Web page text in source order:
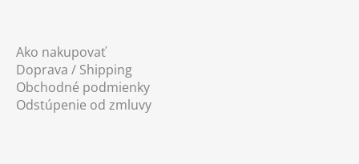
Ako nakupovať
Doprava / Shipping
Obchodné podmienky
Odstúpenie od zmluvy